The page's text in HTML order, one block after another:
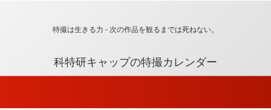
特撮は生きる力 - 次の作品を観るまでは死ねない。
科特研キャップの特撮カレンダー